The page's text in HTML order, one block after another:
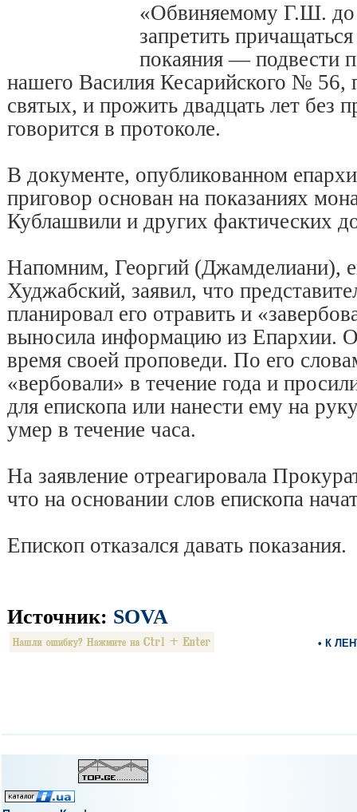
«Обвиняемому Г.Ш. до
запретить
покаяния — подвести
нашего Василия Кесарийского № 56,
святых, и прожить двадцать лет без
говорится в протоколе.
В документе, опубликованном
приговор основан на показаниях
Кублашвили и других фактических
Напомним, Георгий (Джамделиани),
Худжабский, заявил, что
планировал его отравить и
выносила информацию из Епархии.
время своей проповеди. По его
«вербовали» в течение года и
для епископа или нанести ему на
умер в течение часа.
На заявление отреагировала
что на основании слов епископа
Епископ отказался давать показания.
Источник: SOVA
• К